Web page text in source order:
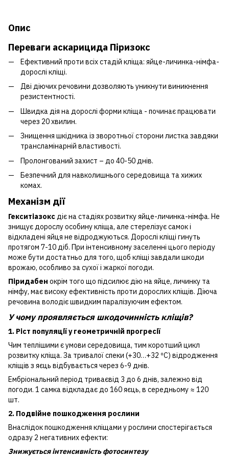
Опис
Переваги аскарицида Піризокс
Ефективний проти всіх стадій кліща: яйце-личинка-німфа-
дорослі кліщі.
Дві діючих речовини дозволяють уникнути виникнення
резистентності.
Швидка дія на дорослі форми кліща - починає працювати
через 20 хвилин.
Знищення шкідника із зворотньої сторони листка завдяки
трансламінарній властивості.
Пролонгований захист – до 40-50 днів.
Безпечний для навколишнього середовища та хижих
комах.
Механізм дії
Гекситіазокс діє на стадіях розвитку яйце-личинка-німфа. Не
знищує дорослу особину кліща, але стерелізує самок і
відкладені яйця не відроджуються. Дорослі кліщі гинуть
протягом 7-10 діб. При інтенсивному заселенні цього періоду
може бути достатньо для того, щоб кліщі завдали шкоди
врожаю, особливо за сухої і жаркої погоди.
Піридабен окрім того що підсилює дію на яйце, личинку та
німфу, має високу ефективність проти дорослих кліщів. Діюча
речовина володіє швидким паралізуючим ефектом.
У чому проявляється шкодочинність кліщів?
1. Ріст популяції у геометричній прогресії
Чим теплішими є умови середовища, тим коротший цикл
розвитку кліща. За тривалої спеки (+30…+32 ºС) відродження
кліщів з яєць відбувається через 6-9 днів.
Ембріональний період триваєвід 3 до 6 днів, залежно від
погоди. 1 самка відкладає до 160 яєць, в середньому ≈ 120
шт.
2. Подвійне пошкодження рослини
Внаслідок пошкодження кліщами у рослини спостерігається
одразу 2 негативних ефекти:
Знижується інтенсивність фотосинтезу